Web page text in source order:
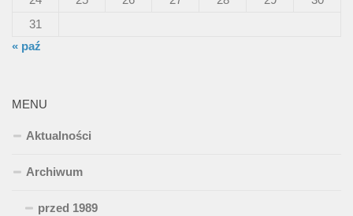
31
« paź
MENU
Aktualności
Archiwum
przed 1989